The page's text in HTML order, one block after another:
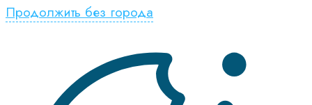
Продолжить без города